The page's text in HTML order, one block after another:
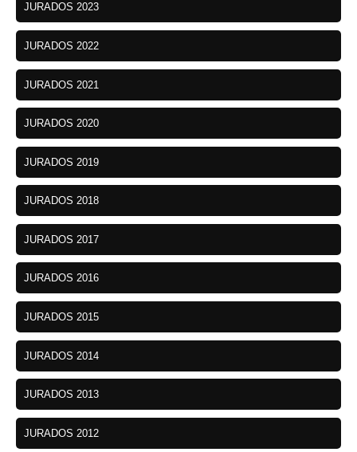
JURADOS 2023
JURADOS 2022
JURADOS 2021
JURADOS 2020
JURADOS 2019
JURADOS 2018
JURADOS 2017
JURADOS 2016
JURADOS 2015
JURADOS 2014
JURADOS 2013
JURADOS 2012